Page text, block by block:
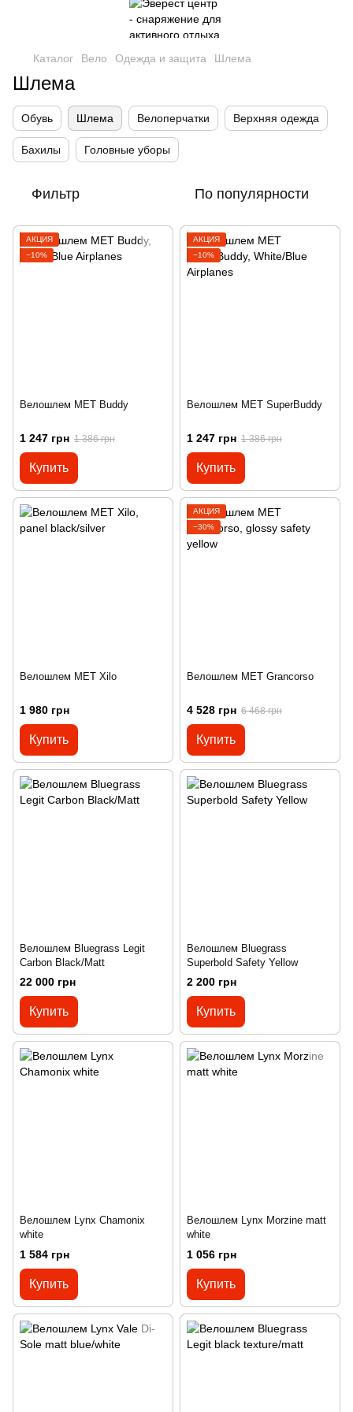
Каталог Вело Одежда и защита Шлема
Шлема
Обувь Шлема Велоперчатки Верхняя одежда
Бахилы Головные уборы
Фильтр По популярности
АКЦИЯ
−10%
Велошлем MET Buddy
1 247 грн 1 386 грн
Купить
АКЦИЯ
−10%
Велошлем MET SuperBuddy
1 247 грн 1 386 грн
Купить
Велошлем MET Xilo
1 980 грн
Купить
АКЦИЯ
−30%
Велошлем MET Grancorso
4 528 грн 6 468 грн
Купить
Велошлем Bluegrass Legit
Carbon Black/Matt
22 000 грн
Купить
Велошлем Bluegrass
Superbold Safety Yellow
2 200 грн
Купить
Велошлем Lynx Chamonix
white
1 584 грн
Купить
Велошлем Lynx Morzine matt
white
1 056 грн
Купить